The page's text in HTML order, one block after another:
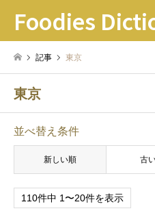
Foodies
記事 東京
東京
並べ替え条件
新しい順 古
110件中 1〜20件を表示